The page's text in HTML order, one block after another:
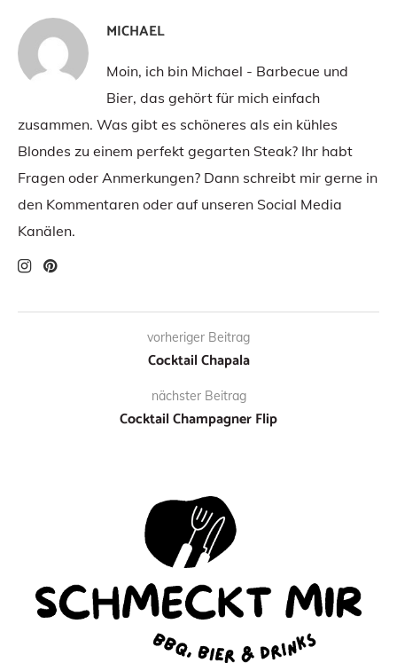
MICHAEL
Moin, ich bin Michael - Barbecue und
Bier, das gehört für mich einfach
zusammen. Was gibt es schöneres als ein kühles
Blondes zu einem perfekt gegarten Steak? Ihr habt
Fragen oder Anmerkungen? Dann schreibt mir gerne in
den Kommentaren oder auf unseren Social Media
Kanälen.
vorheriger Beitrag
Cocktail Chapala
nächster Beitrag
Cocktail Champagner Flip